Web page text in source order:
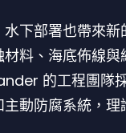
水下部署也帶來
料、海底佈線與
的工程團隊
主動防腐系統，